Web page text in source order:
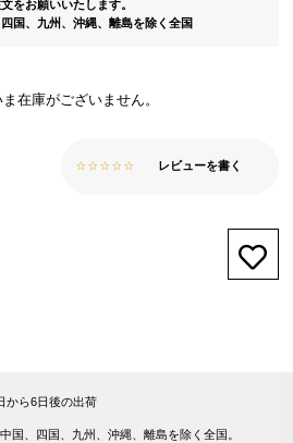
をお願いいたします。
国、九州、沖縄、離島を除く全国
在庫がございません。
レビューを書く
から6日後の出荷
国、四国、九州、沖縄、離島を除く全国。